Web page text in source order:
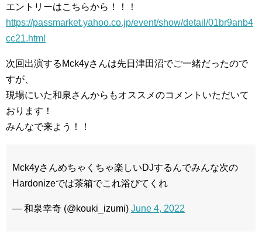
エントリーはこちらから！！！
https://passmarket.yahoo.co.jp/event/show/detail/01br9anb4
cc21.html
次回出演するMck4yさんは先日津田沼でご一緒だったので
すが、
現場にいた和泉さんからもオススメのコメントいただいて
おります！
みんなで来よう！！
Mck4yさんめちゃくちゃ楽しいDJするんでみんな次の
Hardonizeでは茶箱でこれ浴びてくれ
— 和泉幸奇 (@kouki_izumi) June 4, 2022